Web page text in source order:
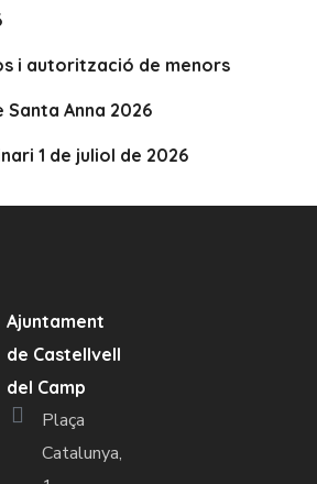
i autorització de menors
Santa Anna 2026
1 de juliol de 2026
Ajuntament
de Castellvell
del Camp
Plaça
Catalunya,